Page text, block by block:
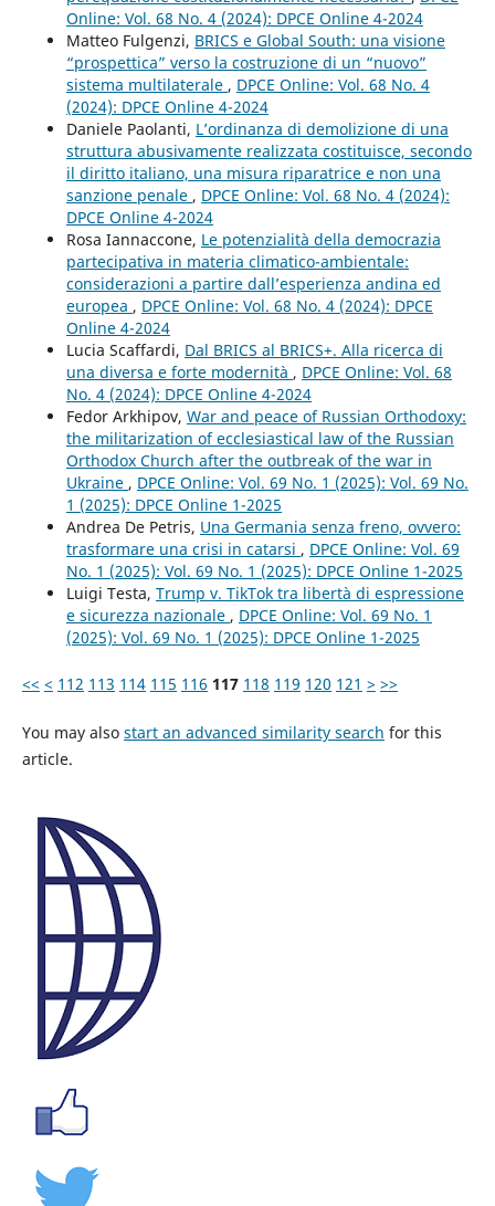
Online: Vol. 68 No. 4 (2024): DPCE Online 4-2024
Matteo Fulgenzi, BRICS e Global South: una visione
“prospettica” verso la costruzione di un “nuovo”
sistema multilaterale , DPCE Online: Vol. 68 No. 4
(2024): DPCE Online 4-2024
Daniele Paolanti, L’ordinanza di demolizione di una
struttura abusivamente realizzata costituisce, secondo
il diritto italiano, una misura riparatrice e non una
sanzione penale , DPCE Online: Vol. 68 No. 4 (2024):
DPCE Online 4-2024
Rosa Iannaccone, Le potenzialità della democrazia
partecipativa in materia climatico-ambientale:
considerazioni a partire dall’esperienza andina ed
europea , DPCE Online: Vol. 68 No. 4 (2024): DPCE
Online 4-2024
Lucia Scaffardi, Dal BRICS al BRICS+. Alla ricerca di
una diversa e forte modernità , DPCE Online: Vol. 68
No. 4 (2024): DPCE Online 4-2024
Fedor Arkhipov, War and peace of Russian Orthodoxy:
the militarization of ecclesiastical law of the Russian
Orthodox Church after the outbreak of the war in
Ukraine , DPCE Online: Vol. 69 No. 1 (2025): Vol. 69 No.
1 (2025): DPCE Online 1-2025
Andrea De Petris, Una Germania senza freno, ovvero:
trasformare una crisi in catarsi , DPCE Online: Vol. 69
No. 1 (2025): Vol. 69 No. 1 (2025): DPCE Online 1-2025
Luigi Testa, Trump v. TikTok tra libertà di espressione
e sicurezza nazionale , DPCE Online: Vol. 69 No. 1
(2025): Vol. 69 No. 1 (2025): DPCE Online 1-2025
<< < 112 113 114 115 116 117 118 119 120 121 > >>
You may also start an advanced similarity search for this
article.